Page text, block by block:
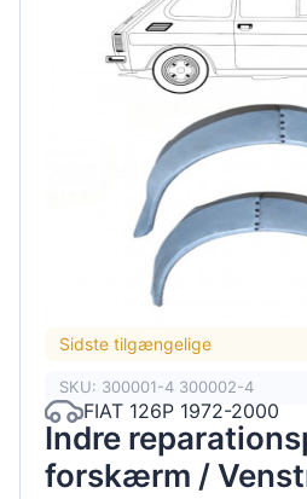
Sidste tilgængelige
SKU: 300001-4 300002-4
FIAT 126P 1972-2000
Indre
forskærm /